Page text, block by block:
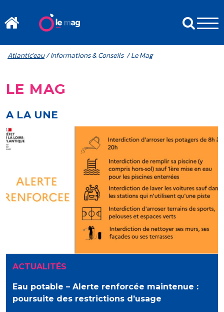
MENU MOBILE
FIL D'ARIANE
Atlantic'eau/ Informations & Conseils / Le Mag
LE MAG
A LA UNE
ACTUALITÉS
Eau potable – Alerte renforcée maintenue :
poursuite des restrictions d’usage